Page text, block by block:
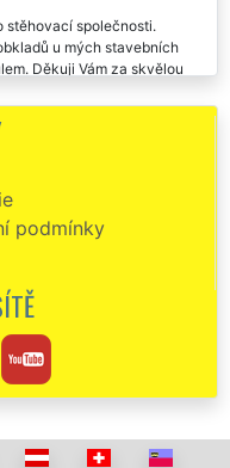
společnosti.
u mých stavebních
společnosti EXTRA
stavebních materiálů v
pracovitý. Jejich stěhovací
podmínky